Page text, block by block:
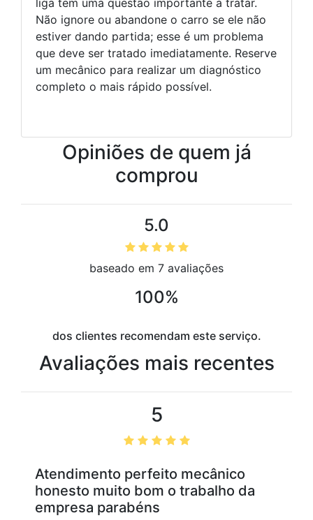
liga tem uma questão importante a tratar.
Não ignore ou abandone o carro se ele não
estiver dando partida; esse é um problema
que deve ser tratado imediatamente. Reserve
um mecânico para realizar um diagnóstico
completo o mais rápido possível.
Opiniões de quem já
comprou
5.0
baseado em 7 avaliações
100%
dos clientes recomendam este serviço.
Avaliações mais recentes
5
Atendimento perfeito mecânico
honesto muito bom o trabalho da
empresa parabéns